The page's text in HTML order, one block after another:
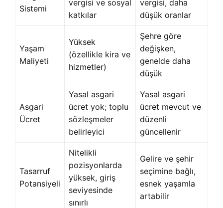
Sistemi
vergisi ve sosyal
katkılar
vergisi, daha
düşük oranlar
Yaşam
Maliyeti
Yüksek
(özellikle kira ve
hizmetler)
Şehre göre
değişken,
genelde daha
düşük
Asgari
Ücret
Yasal asgari
ücret yok; toplu
sözleşmeler
belirleyici
Yasal asgari
ücret mevcut ve
düzenli
güncellenir
Tasarruf
Potansiyeli
Nitelikli
pozisyonlarda
yüksek, giriş
seviyesinde
sınırlı
Gelire ve şehir
seçimine bağlı,
esnek yaşamla
artabilir